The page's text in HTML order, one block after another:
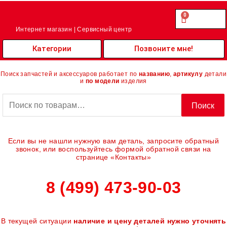
Перейти
Интернет магазин | Сервисный центр
0.00
0
Cart
Категории Позвоните мне!
Поиск запчастей и аксессуаров работает по названию артикулу детали
и по модели изделия
Поиск
Если вы не нашли нужную вам деталь, запросите обратный
звонок, или воспользуйтесь формой обратной связи на
странице «Контакты»
8 (499) 473-90-03
В текущей ситуации наличие и цену деталей нужно уточнять